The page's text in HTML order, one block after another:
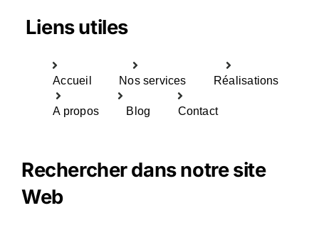
Liens utiles
Accueil Nos services Réalisations
A propos Blog Contact
Rechercher dans notre site
Web